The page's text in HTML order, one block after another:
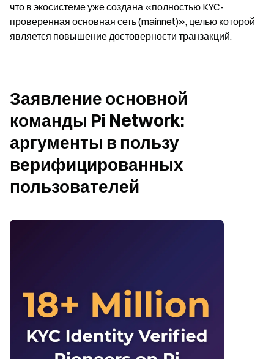
что в экосистеме уже создана «полностью KYC-
проверенная основная сеть (mainnet)», целью которой
является повышение достоверности транзакций.
Заявление основной
команды Pi Network:
аргументы в пользу
верифицированных
пользователей